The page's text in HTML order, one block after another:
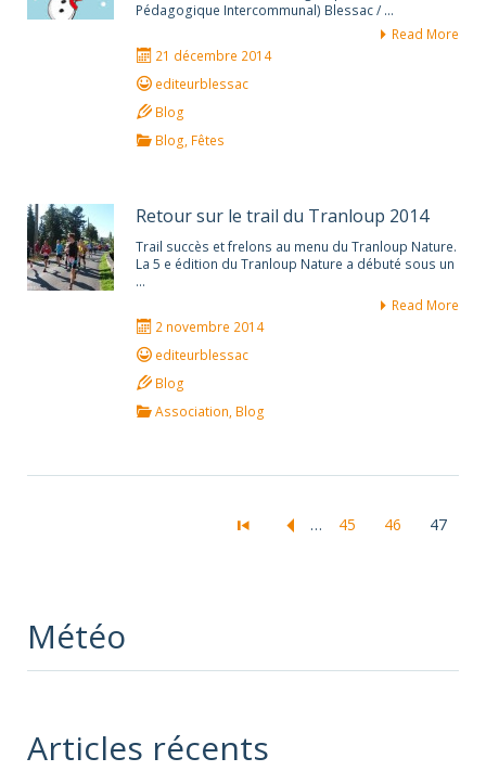
Pédagogique Intercommunal) Blessac / …
Read More
21 décembre 2014
editeurblessac
Blog
Blog, Fêtes
Retour sur le trail du Tranloup 2014
Trail succès et frelons au menu du Tranloup Nature.
La 5 e édition du Tranloup Nature a débuté sous un
…
Read More
2 novembre 2014
editeurblessac
Blog
Association, Blog
… 45 46 47
Météo
Articles récents